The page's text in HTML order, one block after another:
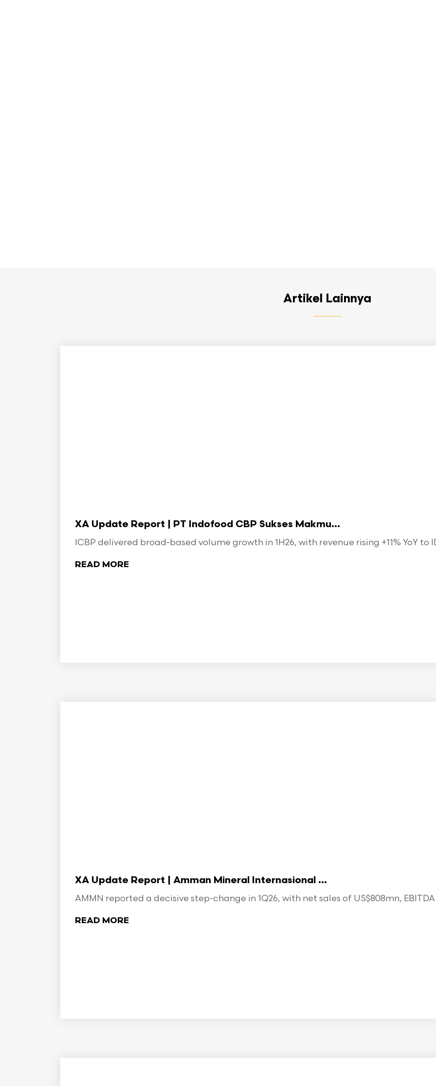
Artikel Lainnya
XA Update Report | PT Indofood CBP Sukses Makmu...
ICBP delivered broad-based volume growth in 1H26, with revenue rising +11% YoY to
READ MORE
XA Update Report | Amman Mineral Internasional ...
AMMN reported a decisive step-change in 1Q26, with net sales of US$808mn, EBITDA
READ MORE